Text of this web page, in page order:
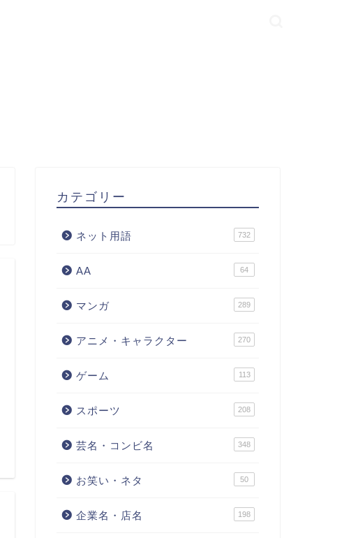
カテゴリー
ネット用語 732
AA 64
マンガ 289
アニメ・キャラクター 270
ゲーム 113
スポーツ 208
芸名・コンビ名 348
お笑い・ネタ 50
企業名・店名 198